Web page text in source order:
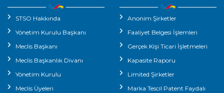
STSO Hakkında
Yönetim Kurulu Başkanı
Meclis Başkanı
Meclis Başkanlık Divanı
Yönetim Kurulu
Meclis Üyeleri
Anonim Şirketler
Faaliyet Belgesi İşlemleri
Gerçek Kişi Ticari İşletmeleri
Kapasite Raporu
Limited Şirketler
Marka Tescil Patent Faydalı